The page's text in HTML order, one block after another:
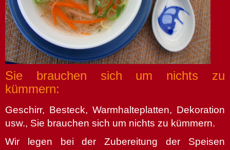
Sie brauchen sich um nichts zu
kümmern:
Geschirr, Besteck, Warmhalteplatten, Dekoration
usw., Sie brauchen sich um nichts zu kümmern.
Wir legen bei der Zubereitung der Speisen